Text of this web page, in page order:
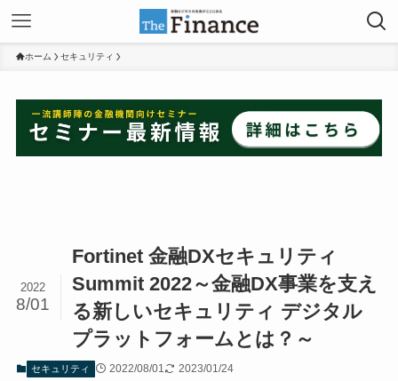
ホーム セキュリティ
Fortinet 金融DXセキュリティ
Summit 2022～金融DX事業を支え
る新しいセキュリティ デジタル
プラットフォームとは？～
2022
8/01
セキュリティ 2022/08/01 2023/01/24